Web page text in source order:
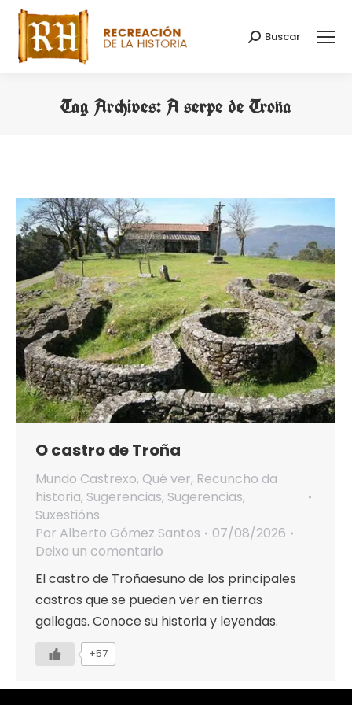
Search:
Buscar
Tag Archives:A serpe de Troña
O castro de Troña
Mundo Castrexo, Qué ver, Recuncho da
historia, Sugerencias, Sugerencias,
Suxestións
Por Alberto Gómez Santos
07/08/2026
Deixa un comentario
El castro de Troñaesuno de los principales
castros que se pueden ver en tierras
gallegas. Conoce su historia y leyendas.
+57